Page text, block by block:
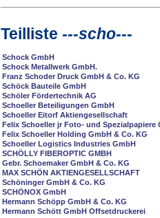
Teilliste ---scho---
Schock GmbH
Schock Metallwerk GmbH.
Franz Schoder Druck GmbH & Co. KG
Schöck Bauteile GmbH
Schöler Fördertechnik AG
Schoeller Beteiligungen GmbH
Schoeller Eitorf Aktiengesellschaft
Felix Schoeller jr Foto- und Spezialpapiere
Felix Schoeller Holding GmbH & Co. KG
Schoeller Logistics Industries GmbH
SCHÖLLY FIBEROPTIC GMBH
Gebr. Schoemaker GmbH & Co. KG
MAX SCHÖN AKTIENGESELLSCHAFT
Schöninger GmbH & Co. KG
SCHÖNOX GmbH
Hermann Schöpp GmbH & Co. KG
Hermann Schött GmbH Offsetdruckerei